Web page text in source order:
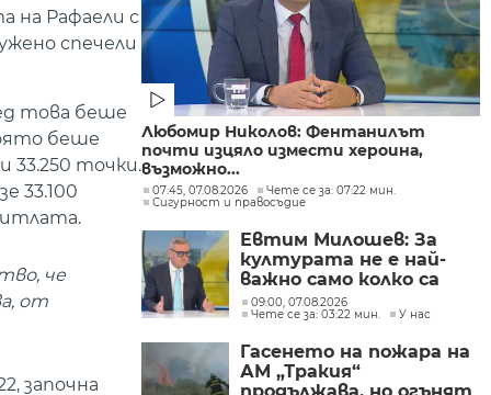
на Рафаели с
спечели
това беше
беше
33.250 точки.
33.100
че
от
започна
Любомир Николов: Фентанилът
почти изцяло измести хероина,
възможно...
07:45, 07.08.2026
Чете се за: 07:22 мин.
Сигурност и правосъдие
Евтим Милошев: За
културата не е най-
важно само колко са
парите, а да се
изплащат навреме
09:00, 07.08.2026
Чете се за: 03:22 мин.
У нас
Гасенето на пожара на
АМ „Тракия“